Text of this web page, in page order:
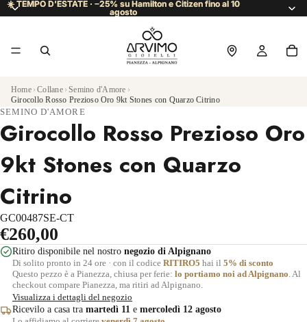
☀️ TEMPO D’ESTATE · −25% su Hamilton e Citizen fino al 10
agosto
☀️ TEMPO D’ESTATE · −25% su Hamilton e Citizen fino al 10
agosto
Home › Collane › Semino d'Amore ›
Girocollo Rosso Prezioso Oro 9kt Stones con Quarzo Citrino
SEMINO D'AMORE
Girocollo Rosso Prezioso Oro
9kt Stones con Quarzo
Citrino
GC00487SE-CT
€260,00
Ritiro disponibile nel nostro negozio di Alpignano
Di solito pronto in 24 ore · con il codice RITIRO5 hai il 5% di sconto
Questo pezzo è a Pianezza, chiusa per ferie: lo portiamo noi ad Alpignano. Al
checkout compare Pianezza, ma ritiri ad Alpignano.
Visualizza i dettagli del negozio
Ricevilo a casa tra martedì 11 e mercoledì 12 agosto